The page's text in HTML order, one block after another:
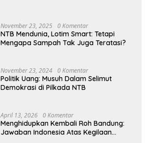
November 23, 2025 0 Komentar
NTB Mendunia, Lotim Smart: Tetapi
Mengapa Sampah Tak Juga Teratasi?
November 23, 2024 0 Komentar
Politik Uang: Musuh Dalam Selimut
Demokrasi di Pilkada NTB
April 13, 2026 0 Komentar
Menghidupkan Kembali Roh Bandung:
Jawaban Indonesia Atas Kegilaan